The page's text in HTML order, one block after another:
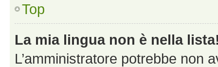
Top
La mia lingua non è nella
L’amministratore potrebbe non